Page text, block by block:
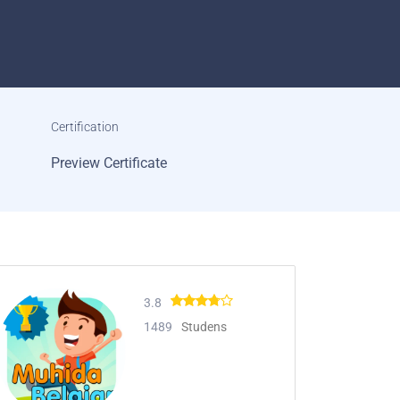
Certification
Preview Certificate
3.8
1489
Studens